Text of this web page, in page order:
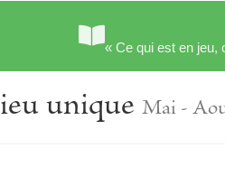
« Ce qui est en jeu,
unique Mai -